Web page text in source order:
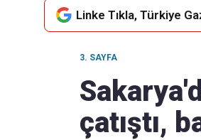
akışımıza
Linke Tıkla, Türkiye
3. SAYFA
çatıştı,